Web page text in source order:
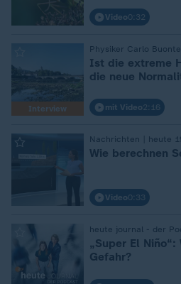
Video0:32
Interview
Physiker Carlo
Ist die extreme
die neue
mit Video2:16
Nachrichten | heute
: Wie berechnen
Video0:33
heute journal - der
„Super El
Gefahr?